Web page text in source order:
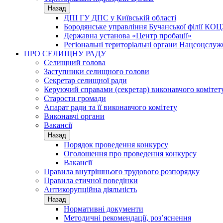
Назад
ДПІ ГУ ДПС у Київській області
Бородянське управління Бучанської філії
Державна установа «Центр пробації»
Регіональні територіальні органи
ПРО СЕЛИЩНУ РАДУ
Селищний голова
Заступники селищного голови
Секретар селищної ради
Керуючий справами (секретар) виконавчого
Старости громади
Апарат ради та її виконавчого комітету
Виконавчі органи
Вакансії
Назад
Порядок проведення конкурсу
Оголошення про проведення конкурсу
Вакансії
Правила внутрішнього трудового розпорядку
Правила етичної поведінки
Антикорупційна діяльність
Назад
Нормативні документи
Методичні рекомендації, роз’яснення